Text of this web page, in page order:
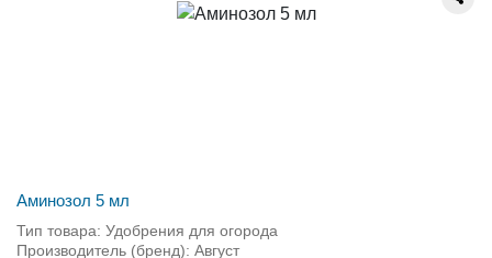
Аминозол 5 мл
Тип товара: Удобрения для огорода
Производитель (бренд): Август